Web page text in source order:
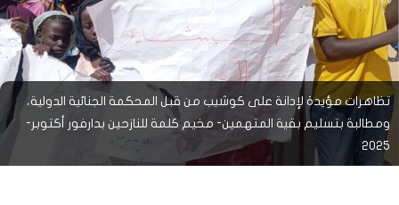
تظاهرات مؤيدة لإدانة على كوشيب من قبل المحكمة الجنائية الدولية،
ومطالبة بتسليم بقية المتهمين- مخيم كلمة للنازحين بدارفور أكتوبر-
2025